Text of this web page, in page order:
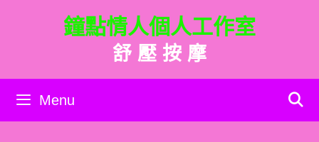
內
鐘點情人個人工作室
舒 壓 按 摩
Menu